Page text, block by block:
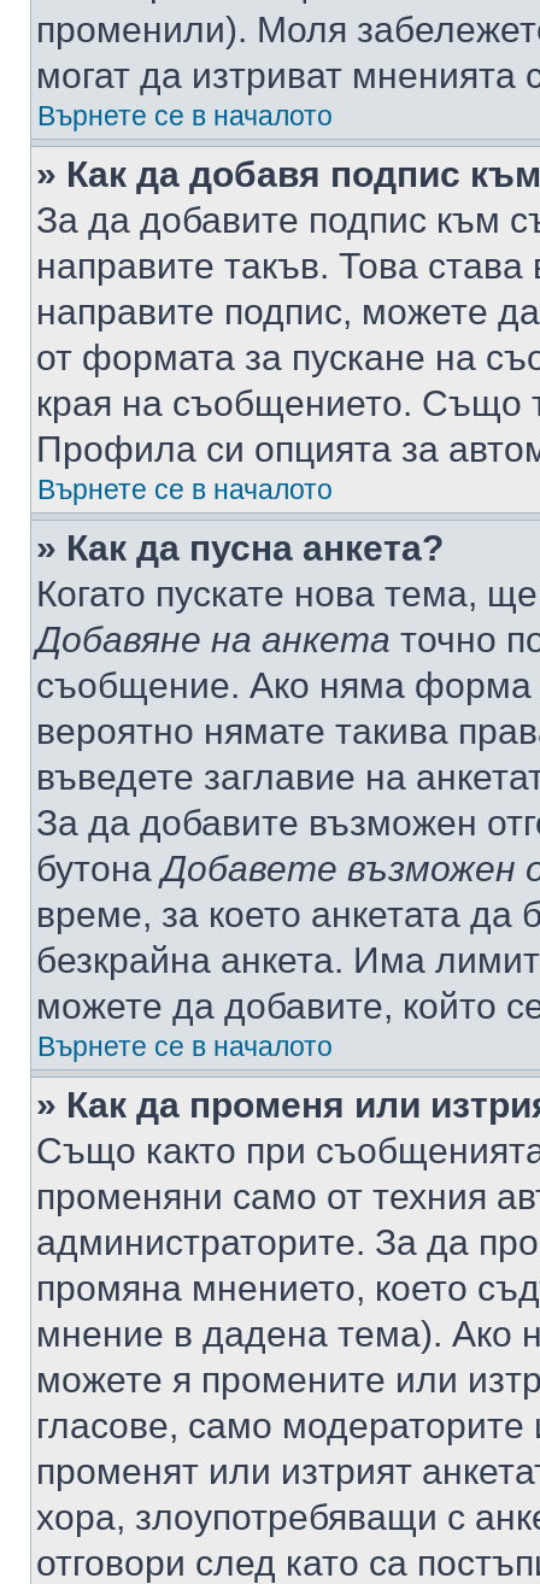
променили). Моля
могат да изтриват мненията
Върнете се в началото
» Как да добавя подпис
За да добавите подпис към
направите такъв. Това
направите подпис, можете
от формата за пускане на
края на съобщението. Също
Профила си опцията за
Върнете се в началото
» Как да пусна анкета?
Когато пускате нова тема,
Добавяне на анкета точно
съобщение. Ако няма форма
вероятно нямате такива
въведете заглавие на
За да добавите възможен
бутонаДобавете възможен
време, за което анкетата да
безкрайна анкета. Има
можете да добавите, който
Върнете се в началото
» Как да променя или
Също както при
променяни само от техния
администраторите. За да
промяна мнението, което
мнение в дадена тема). Ако
можете я промените или
гласове, само
променят или изтрият
хора, злоупотребяващи с
отговори след като са